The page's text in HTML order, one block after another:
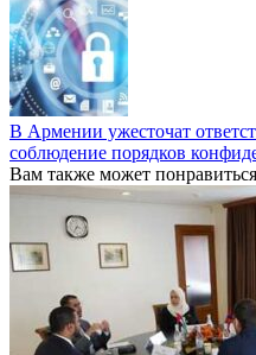
В Армении ужесточат
соблюдение порядков
Вам также может понравиться